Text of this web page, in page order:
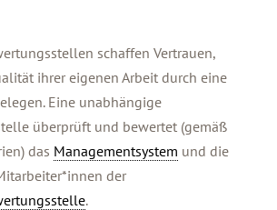
schaffen Vertrauen,
ihrer eigenen Arbeit durch eine
Eine unabhängige
überprüft und bewertet (gemäß
das Managementsystem und die
der
.